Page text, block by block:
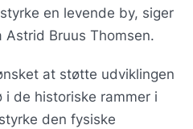
en levende by, siger
Astrid Bruus Thomsen.
at støtte udviklingen
de historiske rammer i
den fysiske